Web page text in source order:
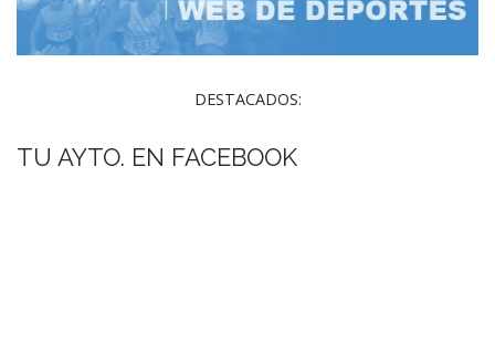
DESTACADOS:
TU AYTO. EN FACEBOOK